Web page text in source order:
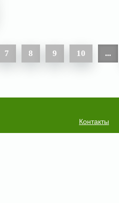
7 8 9 10 ...
Контакты